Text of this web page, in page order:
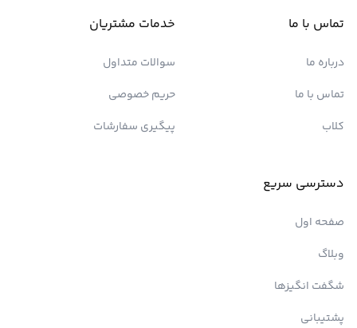
تماس با ما
درباره ما
تماس با ما
کلاب
خدمات مشتریان
سوالات متداول
حریم خصوصی
پیگیری سفارشات
دسترسی سریع
صفحه اول
وبلاگ
شگفت انگیزها
پشتیبانی